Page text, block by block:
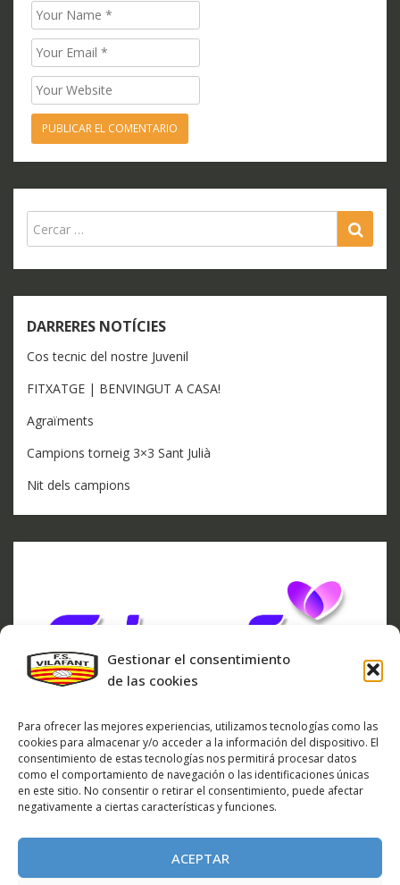
Gestionar el consentimiento
de las cookies
Para ofrecer las mejores experiencias, utilizamos tecnologías como las
cookies para almacenar y/o acceder a la información del dispositivo. El
consentimiento de estas tecnologías nos permitirá procesar datos
como el comportamiento de navegación o las identificaciones únicas
en este sitio. No consentir o retirar el consentimiento, puede afectar
negativamente a ciertas características y funciones.
ACEPTAR
Name
Email
Website
DARRERES NOTÍCIES
Cos tecnic del nostre Juvenil
FITXATGE | BENVINGUT A CASA!
Agraïments
Campions torneig 3×3 Sant Julià
Nit dels campions
ARXIU DE NOTÍCIES
ARXIU
NOTÍCIES